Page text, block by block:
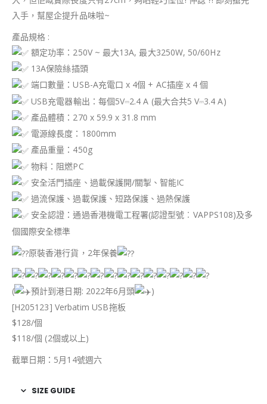
入手，幫屋企提升品味啦~
產品規格 :
額定功率：250V ~ 最大13A, 最大3250W, 50/60Hz
13A保險絲插頭
端口數量：USB-A充電口 x 4個 + AC插座 x 4 個
USB充電器輸出：每個5V⎓2.4 A (最大合共5 V⎓3.4 A)
產品體積：270 x 59.9 x 31.8 mm
電源線長度：1800mm
產品重量：450g
物料：阻燃PC
安全活門插座、過載保護開/關掣、智能IC
過流保護、過載保護、短路保護、過熱保護
安全認證：通過香港機電工程署(認證型號︰VAPPS108)及多
個國際安全標準
原裝香港行貨，2年保養
( 預計到港日期: 2022年6月頭
)
[H205123] Verbatim USB拖板
$128/個
$118/個 (2個或以上)
截單日期：5月14號週六
SIZE GUIDE